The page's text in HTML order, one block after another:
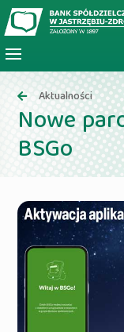
Aktualności
Nowe
BSGo